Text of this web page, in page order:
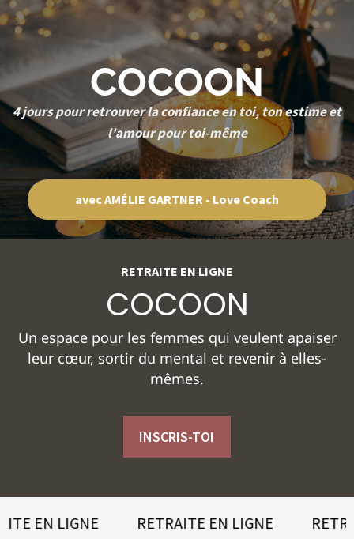
COCOON
4 jours pour retrouver la confiance en toi, ton estime et
l'amour pour toi-même
avec AMÉLIE GARTNER - Love Coach
RETRAITE EN LIGNE
COCOON
Un espace pour les femmes qui veulent apaiser
leur cœur, sortir du mental et revenir à elles-
mêmes.
INSCRIS-TOI
LIGNE RETRAITE EN LIGNE